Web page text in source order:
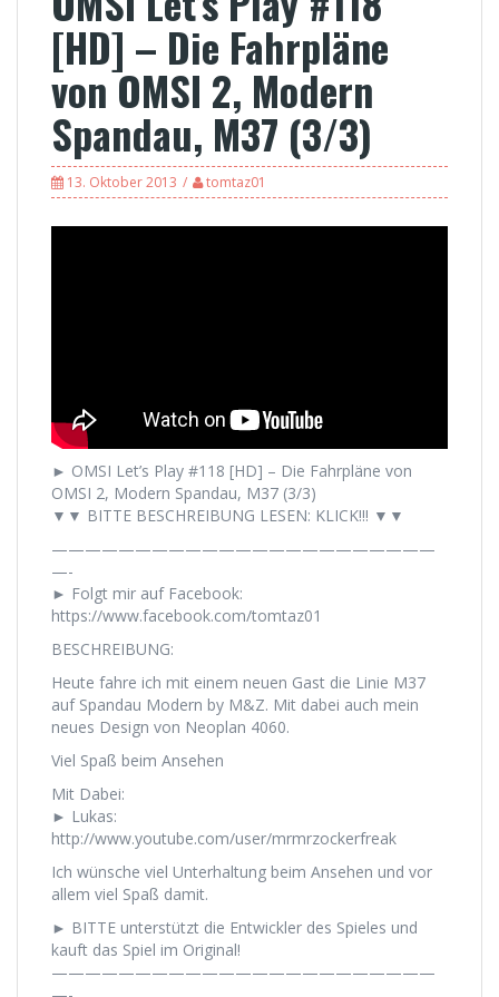
[HD] – Die Fahrpläne
von OMSI 2, Modern
Spandau, M37 (3/3)
13. Oktober 2013 tomtaz01
► OMSI Let’s Play #118 [HD] – Die Fahrpläne von
OMSI 2, Modern Spandau, M37 (3/3)
▼▼ BITTE BESCHREIBUNG LESEN: KLICK!!! ▼▼
———————————————————————
—-
► Folgt mir auf Facebook:
https://www.facebook.com/tomtaz01
BESCHREIBUNG:
Heute fahre ich mit einem neuen Gast die Linie M37
auf Spandau Modern by M&Z. Mit dabei auch mein
neues Design von Neoplan 4060.
Viel Spaß beim Ansehen
Mit Dabei:
► Lukas:
http://www.youtube.com/user/mrmrzockerfreak
Ich wünsche viel Unterhaltung beim Ansehen und vor
allem viel Spaß damit.
► BITTE unterstützt die Entwickler des Spieles und
kauft das Spiel im Original!
———————————————————————